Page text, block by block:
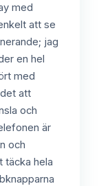
med
att se
jag
en hel
med
att
och
är
och
täcka hela